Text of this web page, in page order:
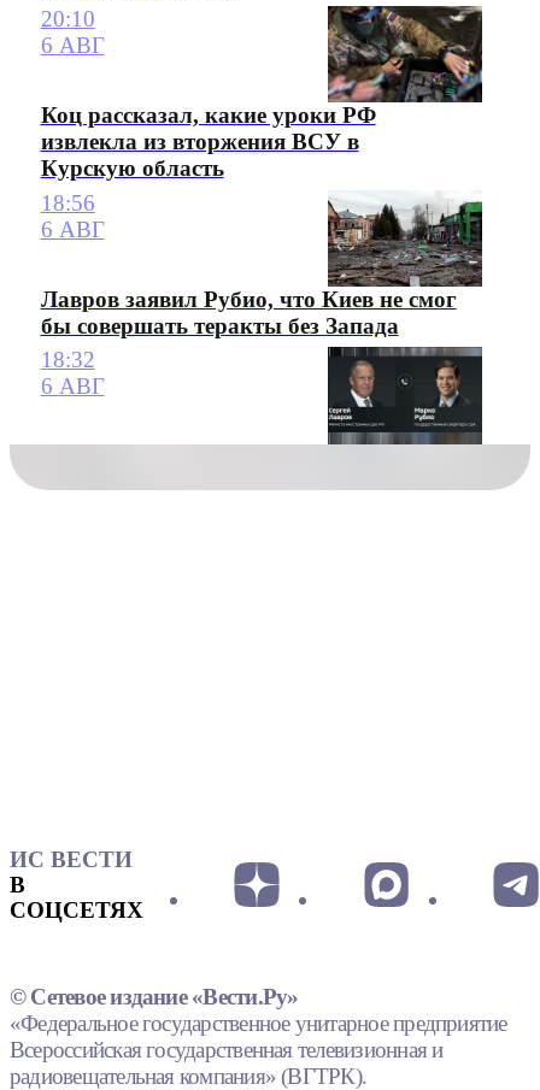
20:10
6 АВГ
Коц рассказал, какие уроки РФ
извлекла из вторжения ВСУ в
Курскую область
18:56
6 АВГ
Лавров заявил Рубио, что Киев не смог
бы совершать теракты без Запада
18:32
6 АВГ
ИС ВЕСТИ
В
СОЦСЕТЯХ
© Сетевое издание «Вести.Ру»
«Федеральное государственное унитарное предприятие
Всероссийская государственная телевизионная и
радиовещательная компания» (ВГТРК).